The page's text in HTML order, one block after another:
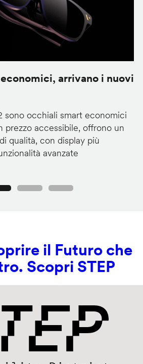
arrivano i nuovi
sono occhiali smart economici
prezzo accessibile, offrono un
qualità, con display più
avanzate
il Futuro che
Scopri STEP